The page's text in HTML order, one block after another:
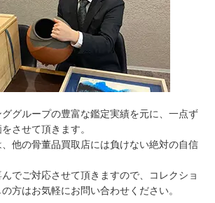
グループの豊富な鑑定実績を元に、一点ず
させて頂きます。
他の骨董品買取店には負けない絶対の自信
でご対応させて頂きますので、コレクショ
方はお気軽にお問い合わせください。